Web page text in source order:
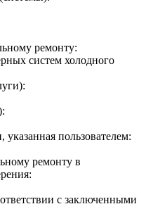
ремонту:
систем холодного
пользователем:
ремонту в
с заключенными